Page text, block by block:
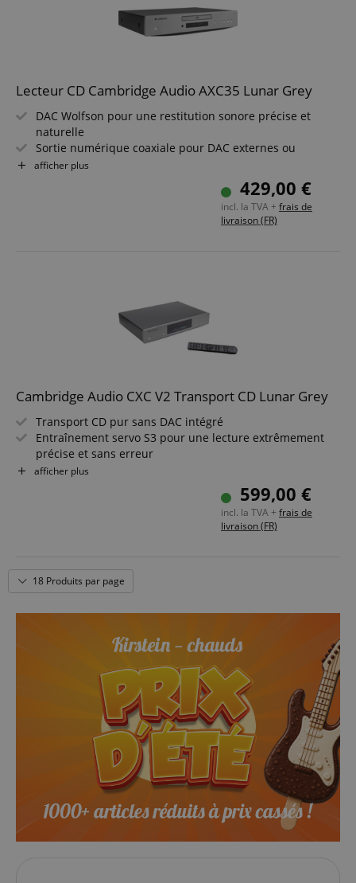
Lecteur CD Cambridge Audio AXC35 Lunar Grey
DAC Wolfson pour une restitution sonore précise et
naturelle
Sortie numérique coaxiale pour DAC externes ou
amplificateurs
Distorsions très faibles pour un son propre et riche en
Design intemporel de la série AX en finition Lunar Grey
afficher plus
429,00 €
incl. la TVA + frais de
livraison (FR)
Cambridge Audio CXC V2 Transport CD Lunar Grey
Transport CD pur sans DAC intégré
Entraînement servo S3 pour une lecture extrêmement
précise et sans erreur
Sortie numérique coaxiale et optique pour une flexibilité
Lecture ininterrompue pour albums live et concept
Boîtier métallique acoustiquement amorti contre les
afficher plus
599,00 €
incl. la TVA + frais de
livraison (FR)
18 Produits par page